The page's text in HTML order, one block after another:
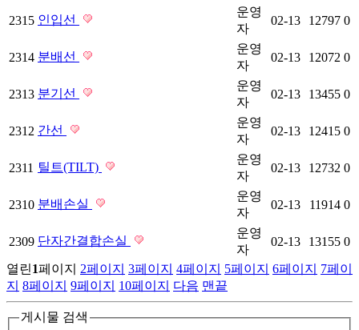
2315 인입선
운영
자
02-13 12797 0
2314 분배선
운영
자
02-13 12072 0
2313 분기선
운영
자
02-13 13455 0
2312 간선
운영
자
02-13 12415 0
2311 틸트(TILT)
운영
자
02-13 12732 0
2310 분배손실
운영
자
02-13 11914 0
2309 단자간결합손실
운영
자
02-13 13155 0
열린1페이지 2페이지 3페이지 4페이지 5페이지 6페이지 7페이
지 8페이지 9페이지 10페이지 다음 맨끝
게시물 검색